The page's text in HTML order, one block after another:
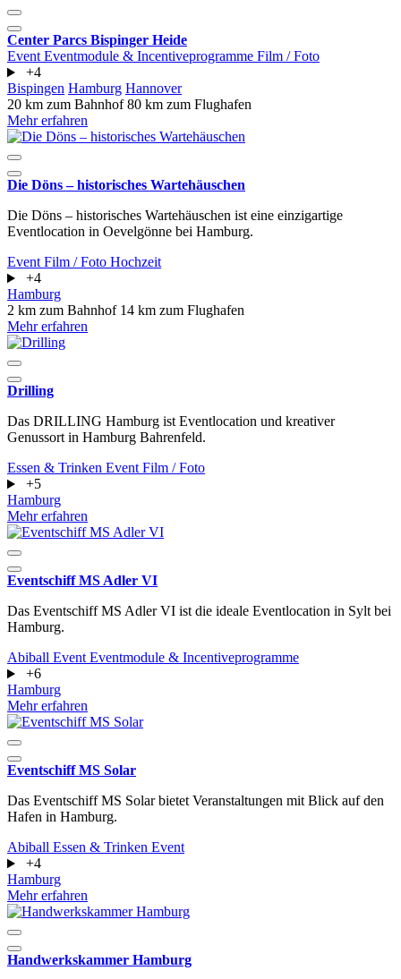
Center Parcs Bispinger Heide
Event Eventmodule & Incentiveprogramme Film / Foto
+4
Bispingen Hamburg Hannover
20 km zum Bahnhof80 km zum Flughafen
Mehr erfahren
Die Döns – historisches Wartehäuschen
Die Döns – historisches Wartehäuschen ist eine einzigartige
Eventlocation in Oevelgönne bei Hamburg.
Event Film / Foto Hochzeit
+4
Hamburg
2 km zum Bahnhof 14 km zum Flughafen
Mehr erfahren
Drilling
Das DRILLING Hamburg ist Eventlocation und kreativer
Genussort in Hamburg Bahrenfeld.
Essen & Trinken Event Film / Foto
+5
Hamburg
Mehr erfahren
Eventschiff MS Adler VI
Das Eventschiff MS Adler VI ist die ideale Eventlocation in Sylt bei
Hamburg.
Abiball Event Eventmodule & Incentiveprogramme
+6
Hamburg
Mehr erfahren
Eventschiff MS Solar
Das Eventschiff MS Solar bietet Veranstaltungen mit Blick auf den
Hafen in Hamburg.
Abiball Essen & Trinken Event
+4
Hamburg
Mehr erfahren
Handwerkskammer Hamburg